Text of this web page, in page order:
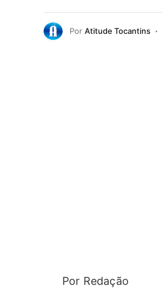
Por Atitude Tocantins
Por Redação